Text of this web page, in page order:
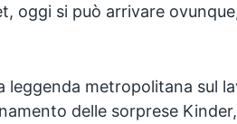
oggi si può arrivare
leggenda metropolitana sul
delle sorprese